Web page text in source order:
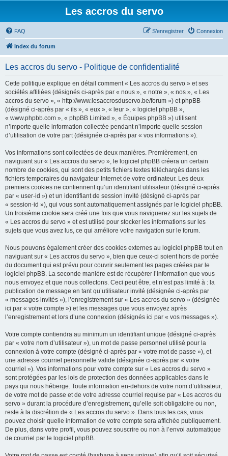
Les accros du servo
FAQ Connexion
S’enregistrer
Index du forum
Les accros du servo - Politique de confidentialité
Cette politique explique en détail comment « Les accros du servo » et ses
sociétés affiliées (désignés ci-après par « nous », « notre », « nos », « Les
accros du servo », « http://www.lesaccrosduservo.be/forum ») et phpBB
(désigné ci-après par « ils », « eux », « leur », « logiciel phpBB »,
« www.phpbb.com », « phpBB Limited », « Équipes phpBB ») utilisent
n’importe quelle information collectée pendant n’importe quelle session
d’utilisation de votre part (désignée ci-après par « vos informations »).
Vos informations sont collectées de deux manières. Premièrement, en
naviguant sur « Les accros du servo », le logiciel phpBB créera un certain
nombre de cookies, qui sont des petits fichiers textes téléchargés dans les
fichiers temporaires du navigateur Internet de votre ordinateur. Les deux
premiers cookies ne contiennent qu’un identifiant utilisateur (désigné ci-après
par « user-id ») et un identifiant de session invité (désigné ci-après par
« session-id »), qui vous sont automatiquement assignés par le logiciel phpBB.
Un troisième cookie sera créé une fois que vous naviguerez sur les sujets de
« Les accros du servo » et est utilisé pour stocker les informations sur les
sujets que vous avez lus, ce qui améliore votre navigation sur le forum.
Nous pouvons également créer des cookies externes au logiciel phpBB tout en
naviguant sur « Les accros du servo », bien que ceux-ci soient hors de portée
du document qui est prévu pour couvrir seulement les pages créées par le
logiciel phpBB. La seconde manière est de récupérer l’information que vous
nous envoyez et que nous collectons. Ceci peut être, et n’est pas limité à : la
publication de message en tant qu’utilisateur invité (désignée ci-après par
« messages invités »), l’enregistrement sur « Les accros du servo » (désignée
ici par « votre compte ») et les messages que vous envoyez après
l’enregistrement et lors d’une connexion (désignés ici par « vos messages »).
Votre compte contiendra au minimum un identifiant unique (désigné ci-après
par « votre nom d’utilisateur »), un mot de passe personnel utilisé pour la
connexion à votre compte (désigné ci-après par « votre mot de passe »), et
une adresse courriel personnelle valide (désignée ci-après par « votre
courriel »). Vos informations pour votre compte sur « Les accros du servo »
sont protégées par les lois de protection des données applicables dans le
pays qui nous héberge. Toute information en-dehors de votre nom d’utilisateur,
de votre mot de passe et de votre adresse courriel requise par « Les accros du
servo » durant la procédure d’enregistrement, qu’elle soit obligatoire ou non,
reste à la discrétion de « Les accros du servo ». Dans tous les cas, vous
pouvez choisir quelle information de votre compte sera affichée publiquement.
De plus, dans votre profil, vous pouvez souscrire ou non à l’envoi automatique
de courriel par le logiciel phpBB.